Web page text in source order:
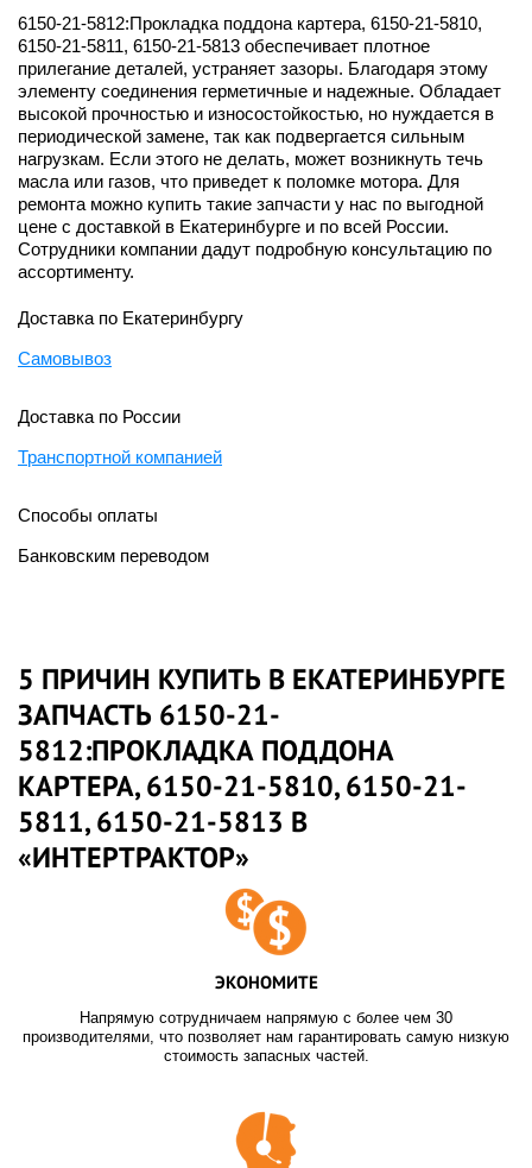
6150-21-5812:Прокладка поддона картера, 6150-21-5810,
6150-21-5811, 6150-21-5813 обеспечивает плотное
прилегание деталей, устраняет зазоры. Благодаря этому
элементу соединения герметичные и надежные. Обладает
высокой прочностью и износостойкостью, но нуждается в
периодической замене, так как подвергается сильным
нагрузкам. Если этого не делать, может возникнуть течь
масла или газов, что приведет к поломке мотора. Для
ремонта можно купить такие запчасти у нас по выгодной
цене с доставкой в Екатеринбурге и по всей России.
Сотрудники компании дадут подробную консультацию по
ассортименту.
Доставка по Екатеринбургу
Самовывоз
Доставка по России
Транспортной компанией
Способы оплаты
Банковским переводом
5 ПРИЧИН КУПИТЬ В ЕКАТЕРИНБУРГЕ
ЗАПЧАСТЬ 6150-21-
5812:ПРОКЛАДКА ПОДДОНА
КАРТЕРА, 6150-21-5810, 6150-21-
5811, 6150-21-5813 В
«ИНТЕРТРАКТОР»
ЭКОНОМИТЕ
Напрямую сотрудничаем напрямую с более чем 30
производителями, что позволяет нам гарантировать самую низкую
стоимость запасных частей.